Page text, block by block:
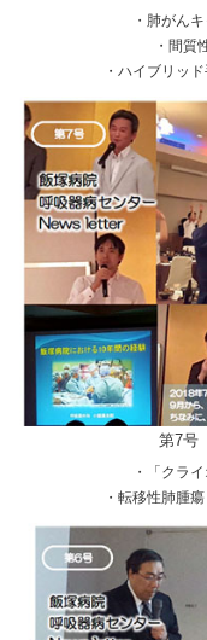
・肺がん
・間質
・ハイブリッ
第7号
・「クラ
・転移性肺腫